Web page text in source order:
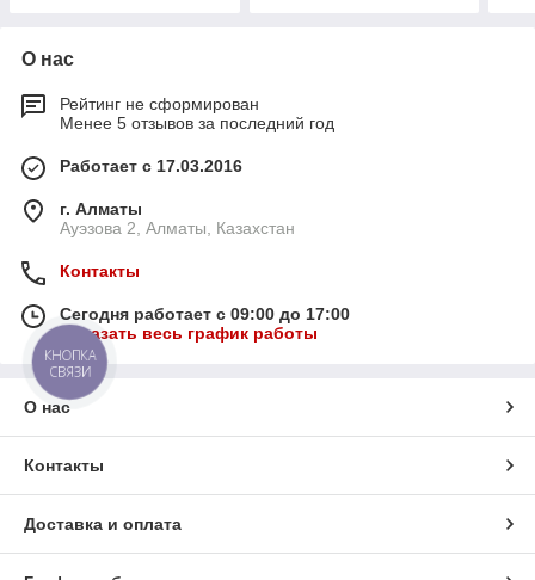
О нас
Рейтинг не сформирован
Менее 5 отзывов за последний год
Работает с 17.03.2016
г. Алматы
Ауэзова 2, Алматы, Казахстан
Контакты
Сегодня работает с 09:00 до 17:00
Показать весь график работы
О нас
Контакты
Доставка и оплата
КНОПКА
СВЯЗИ